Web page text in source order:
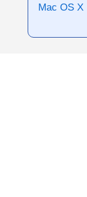
Mac OS X